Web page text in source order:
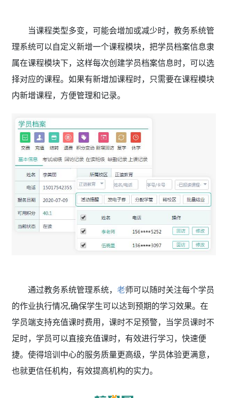
当课程类型多变，可能会增加或减少时，教务系统管
理系统可以自定义新增一个课程模块，把学员档案信息隶
属在课程模块下，这样每次创建学员档案信息时，可以选
择对应的课程。如果有新增加课程时，只需要在课程模块
内新增课程，方便管理和记录。
通过教务系统管理系统， 老师可以随时关注每个学员
的作业执行情况,确保学生可以达到预期的学习效果。在
学员端支持充值课时费用，课时不足预警，当学员课时不
足时，学员可以直接充值课时，有效进行学习，快速便
捷。使得培训中心的服务质量更高级，学员体验更满意，
也就更信任机构，有效提高机构的实力。